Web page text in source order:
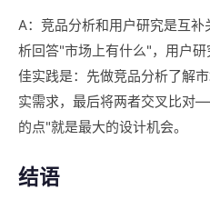
A：竞品分析和用户研究是互
析回答"市场上有什么"，用户
佳实践是：先做竞品分析了解
实需求，最后将两者交叉比对
的点"就是最大的设计机会。
结语